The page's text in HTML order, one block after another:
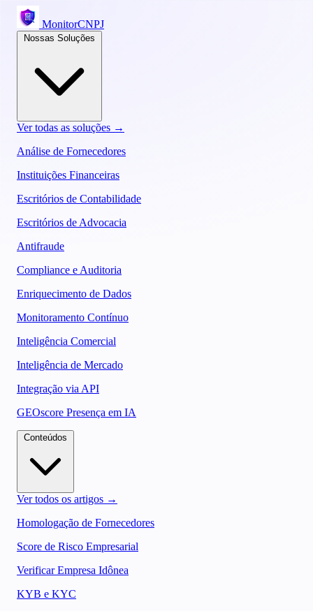
MonitorCNPJ
Ver todas as soluções →
Análise de Fornecedores
Instituições Financeiras
Escritórios de Contabilidade
Escritórios de Advocacia
Antifraude
Compliance e Auditoria
Enriquecimento de Dados
Monitoramento Contínuo
Inteligência Comercial
Inteligência de Mercado
Integração via API
GEOscore Presença em IA
Ver todos os artigos →
Homologação de Fornecedores
Score de Risco Empresarial
Verificar Empresa Idônea
KYB e KYC